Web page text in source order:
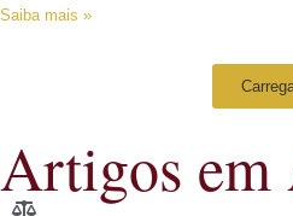
Saiba mais »
Artigos